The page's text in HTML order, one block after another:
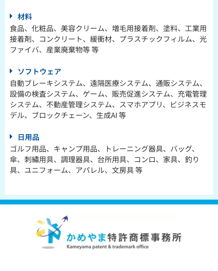
材料
食品、化粧品、美容クリーム、増毛用接着剤、塗料、工業用
接着剤、コンクリート、緩衝材、プラスチックフィルム、光
ファイバ、産業廃棄物等 等
ソフトウェア
自動ブレーキシステム、遠隔医療システム、通販システム、
設備の検査システム、ゲーム、販売促進システム、充電管理
システム、不動産管理システム、スマホアプリ、ビジネスモ
デル、ブロックチェーン、生成AI 等
日用品
ゴルフ用品、キャンプ用品、トレーニング器具、バッグ、
傘、刺繡用具、調理器具、台所用具、コンロ、家具、釣り
具、ユニフォーム、アパレル、文房具 等